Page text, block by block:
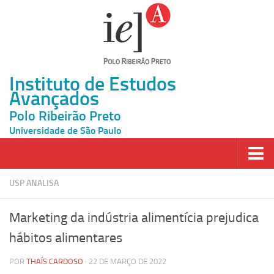
Instituto de Estudos
Avançados
Polo Ribeirão Preto
Universidade de São Paulo
Página Inicial
Inscrição
USP ANALISA
Marketing da indústria alimentícia prejudica
hábitos alimentares
POR THAÍS CARDOSO · 22 DE MARÇO DE 2022